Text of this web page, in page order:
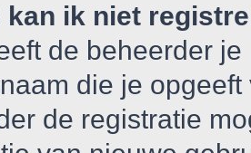
kan ik niet
de beheerder
die je
de registratie